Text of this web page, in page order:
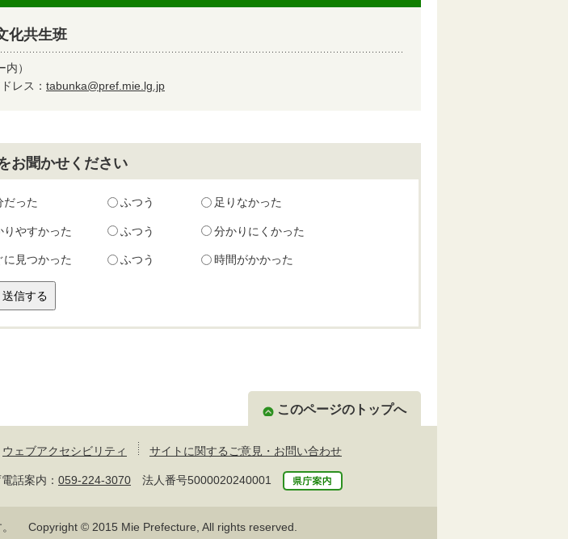
化共生班
）
レス： tabunka@pref.mie.lg.jp
お聞かせください
だった ふつう 足りなかった
りやすかった ふつう 分かりにくかった
に見つかった ふつう 時間がかかった
このページのトップへ
ウェブアクセシビリティ サイトに関するご意見・お問い合わせ
話案内： 059-224-3070 法人番号5000020240001
Copyright © 2015 Mie Prefecture, All rights reserved.